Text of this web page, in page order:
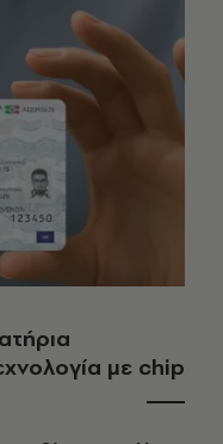
με chip